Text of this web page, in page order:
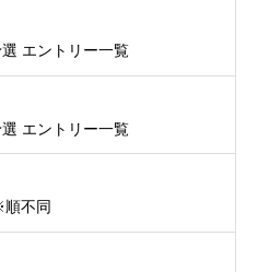
エントリー一覧
エントリー一覧
不同